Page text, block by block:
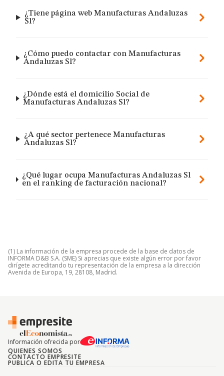
¿Tiene página web Manufacturas Andaluzas
Sl?
¿Cómo puedo contactar con Manufacturas
Andaluzas Sl?
¿Dónde está el domicilio Social de
Manufacturas Andaluzas Sl?
¿A qué sector pertenece Manufacturas
Andaluzas Sl?
¿Qué lugar ocupa Manufacturas Andaluzas Sl
en el ranking de facturación nacional?
(1) La información de la empresa procede de la base de datos de
INFORMA D&B S.A. (SME) Si aprecias que existe algún error por favor
dirígete acreditando tu representación de la empresa a la dirección
Avenida de Europa, 19, 28108, Madrid.
Información ofrecida por
QUIENES SOMOS
CONTACTO EMPRESITE
PUBLICA O EDITA TU EMPRESA